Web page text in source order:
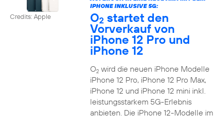
Credits: Apple
IPHONE INKLUSIVE 5G:
O2 startet den
Vorverkauf von
iPhone 12 Pro und
iPhone 12
O2wird die neuen iPhone Modelle
iPhone 12 Pro, iPhone 12 Pro Max,
iPhone 12 und iPhone 12 mini inkl.
leistungsstarkem 5G-Erlebnis
anbieten. Die iPhone 12-Modelle im